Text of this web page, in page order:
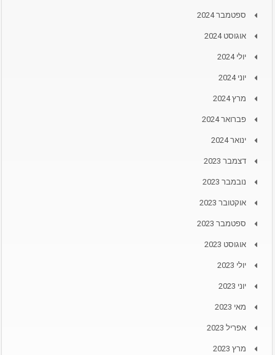
ספטמבר 2024
אוגוסט 2024
יולי 2024
יוני 2024
מרץ 2024
פברואר 2024
ינואר 2024
דצמבר 2023
נובמבר 2023
אוקטובר 2023
ספטמבר 2023
אוגוסט 2023
יולי 2023
יוני 2023
מאי 2023
אפריל 2023
מרץ 2023